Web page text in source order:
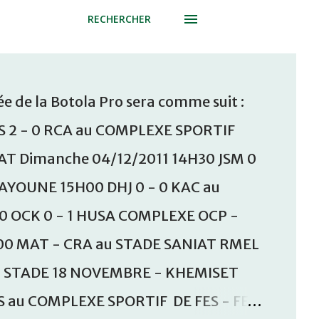
RECHERCHER
de la Botola Pro sera comme suit :
- 0 RCA au COMPLEXE SPORTIF
Dimanche 04/12/2011 14H30 JSM 0
15H00 DHJ 0 - 0 KAC au
OCK 0 - 1 HUSA COMPLEXE OCP -
MAT - CRA au STADE SANIAT RMEL
18 NOVEMBRE - KHEMISET
COMPLEXE SPORTIF DE FES - FES